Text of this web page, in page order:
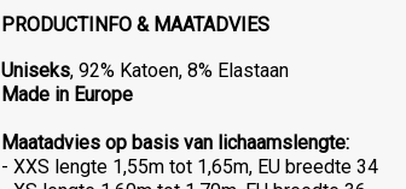
PRODUCTINFO & MAATADVIES
Uniseks, 92% Katoen, 8% Elastaan
Made in Europe
Maatadvies op basis van lichaamslengte:
- XXS lengte 1,55m tot 1,65m, EU breedte 34